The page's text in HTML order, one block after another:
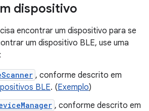
dispositivo
encontrar um dispositivo para se
um dispositivo BLE, use uma
, conforme descrito em
BLE. (Exemplo)
, conforme descrito em